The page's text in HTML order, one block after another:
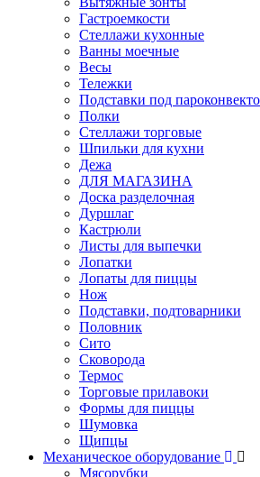
Гастроемкости
Стеллажи кухонные
Ванны моечные
Весы
Тележки
Подставки под
Полки
Стеллажи торговые
Шпильки для кухни
Дежа
ДЛЯ МАГАЗИНА
Доска разделочная
Дуршлаг
Кастрюли
Листы для выпечки
Лопатки
Лопаты для пиццы
Нож
Подставки, подтоварники
Половник
Сито
Сковорода
Термос
Торговые прилавоки
Формы для пиццы
Шумовка
Щипцы
Механическое оборудование
Мясорубки